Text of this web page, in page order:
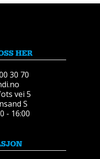
HER
30 70
vei 5
S
- 16:00